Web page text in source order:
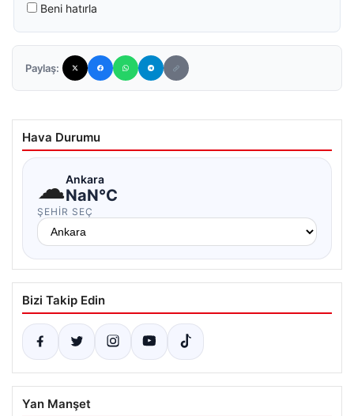
Beni hatırla
Paylaş:
Hava Durumu
☁Ankara
NaN°C
ŞEHIR SEÇ
Bizi Takip Edin
Yan Manşet